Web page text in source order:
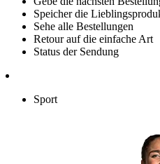
Speicher die
Sehe alle Bestellungen
Retour auf die einfache Art
Status der Sendung
Sport